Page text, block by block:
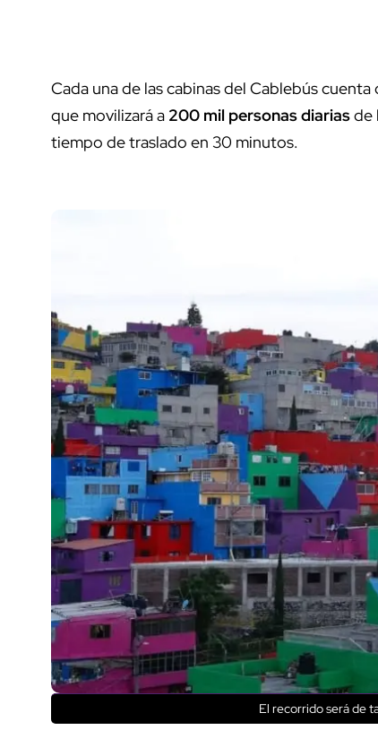
Cada una de las cabinas del Cablebús cuenta
que movilizará a 200 mil personas diariasde
tiempo de traslado en 30 minutos.
El recorrido será de